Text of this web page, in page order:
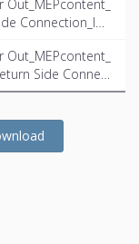
Out_MEPcontent_
Connection_INT
Out_MEPcontent_
Side Connect